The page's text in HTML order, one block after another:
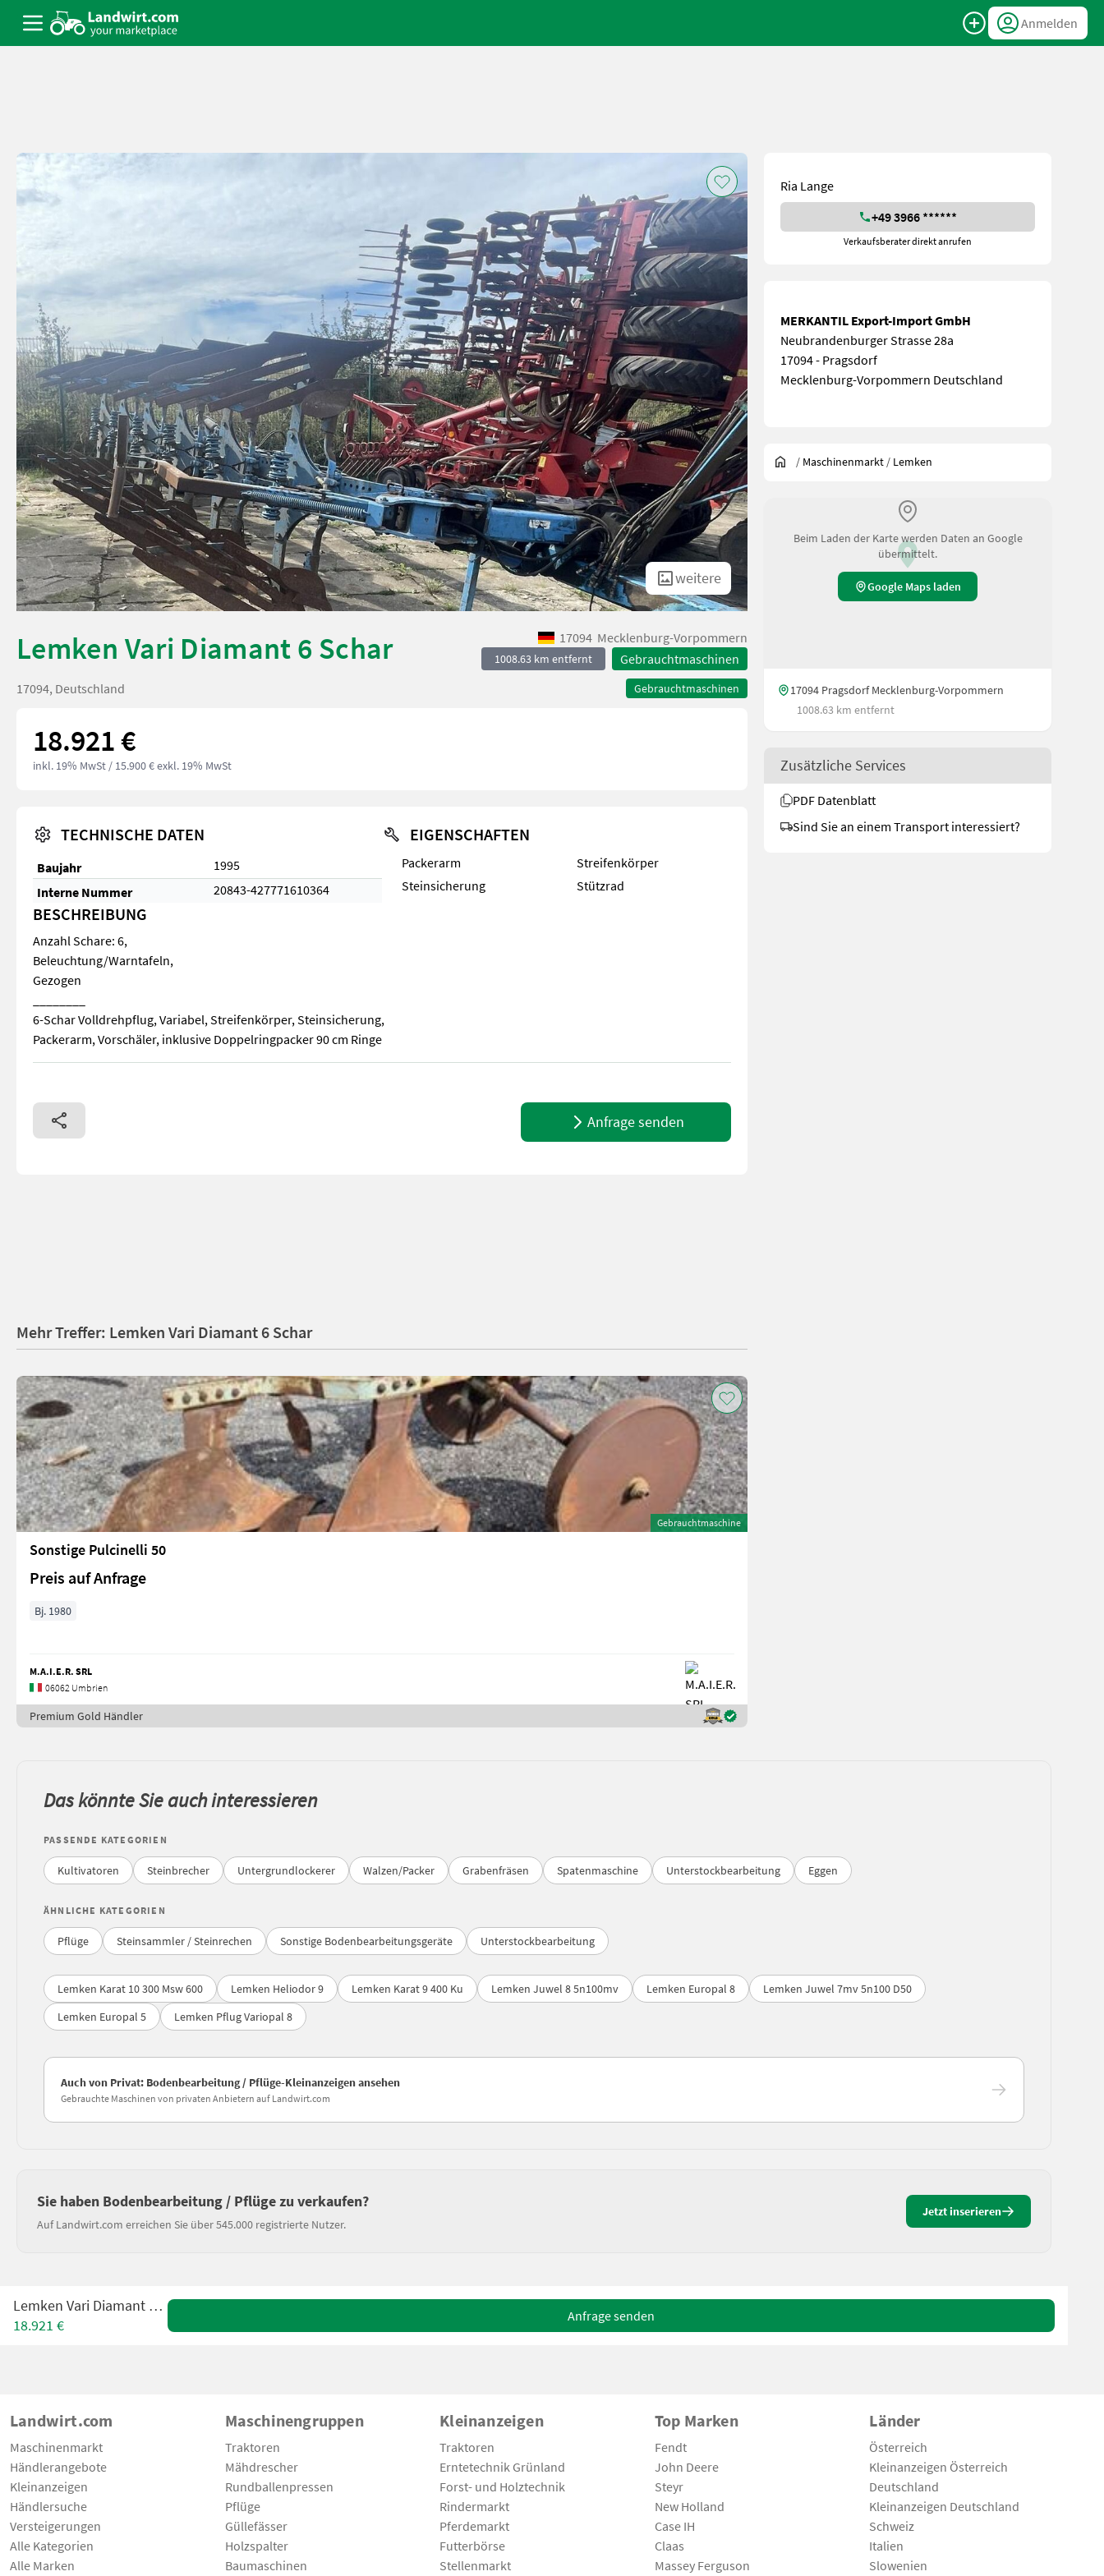
Anmelden
weitere
Lemken Vari Diamant 6 Schar 17094 Mecklenburg-Vorpommern
1008.63 km entfernt Gebrauchtmaschinen
Gebrauchtmaschinen
17094, Deutschland
18.921 €
inkl. 19% MwSt / 15.900 € exkl. 19% MwSt
TECHNISCHE DATEN
Baujahr
1995
Interne Nummer
20843-427771610364
EIGENSCHAFTEN
Packerarm
Streifenkörper
Steinsicherung
Stützrad
BESCHREIBUNG
Anzahl Schare: 6,
Beleuchtung/Warntafeln,
Gezogen
6-Schar Volldrehpflug, Variabel, Streifenkörper, Steinsicherung,
Packerarm, Vorschäler, inklusive Doppelringpacker 90 cm Ringe
Anzahl Schare: 6, Beleuchtung/Warntafeln, Gezogen ________ 6-Schar Volldrehpflug, Variabel, Streifenkörper, Steinsicherung, Packerarm, Vorschäler, inklusive Doppelringpacker 90 cm Ringe
Anfrage senden
Ria Lange
+49 3966 ******
Verkaufsberater direkt anrufen
MERKANTIL Export-Import GmbH
Neubrandenburger Strasse 28a
17094 - Pragsdorf
Mecklenburg-Vorpommern Deutschland
/ Maschinenmarkt / Lemken
Beim Laden der Karte werden Daten an Google
übermittelt.
Google Maps laden
17094 Pragsdorf Mecklenburg-Vorpommern
1008.63 km entfernt
Zusätzliche Services
PDF Datenblatt
Sind Sie an einem Transport interessiert?
Mehr Treffer: Lemken Vari Diamant 6 Schar
Gebrauchtmaschine
Sonstige Pulcinelli 50
Preis auf Anfrage
Bj. 1980
M.A.I.E.R. SRL
06062 Umbrien
Premium Gold Händler
Das könnte Sie auch interessieren
PASSENDE KATEGORIEN
Kultivatoren Steinbrecher Untergrundlockerer Walzen/Packer Grabenfräsen Spatenmaschine Unterstockbearbeitung Eggen
ÄHNLICHE KATEGORIEN
Pflüge Steinsammler / Steinrechen Sonstige Bodenbearbeitungsgeräte Unterstockbearbeitung
Lemken Karat 10 300 Msw 600 Lemken Heliodor 9 Lemken Karat 9 400 Ku Lemken Juwel 8 5n100mv Lemken Europal 8
Lemken Juwel 7mv 5n100 D50
Lemken Europal 5
Lemken Pflug Variopal 8
Auch von Privat: Bodenbearbeitung / Pflüge-Kleinanzeigen ansehen
Gebrauchte Maschinen von privaten Anbietern auf Landwirt.com
Sie haben Bodenbearbeitung / Pflüge zu verkaufen?
Auf Landwirt.com erreichen Sie über 545.000 registrierte Nutzer.
Jetzt inserieren
Lemken Vari Diamant 6 Schar
18.921 €
Anfrage senden
Landwirt.com
Maschinenmarkt
Händlerangebote
Kleinanzeigen
Händlersuche
Versteigerungen
Alle Kategorien
Alle Marken
Maschinengruppen
Traktoren
Mähdrescher
Rundballenpressen
Pflüge
Güllefässer
Holzspalter
Baumaschinen
Kleinanzeigen
Traktoren
Erntetechnik Grünland
Forst- und Holztechnik
Rindermarkt
Pferdemarkt
Futterbörse
Stellenmarkt
Top Marken
Fendt
John Deere
Steyr
New Holland
Case IH
Claas
Massey Ferguson
Länder
Österreich
Kleinanzeigen Österreich
Deutschland
Kleinanzeigen Deutschland
Schweiz
Italien
Slowenien